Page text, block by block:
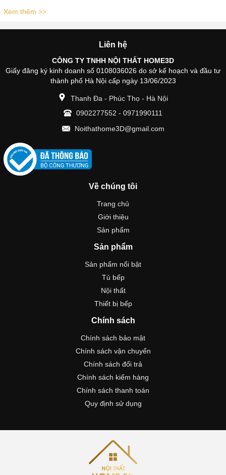
Xem thêm >>
Liên hệ
CÔNG TY TNHH NỘI THẤT HOME3D
Giấy đăng ký kinh doanh số 0108036026 do sở kế hoạch và đầu tư
thành phố Hà Nội cấp ngày 13/06/2023
Thanh Đa - Phúc Thọ - Hà Nội
0902277552 - 0971990111
Noithathome3D@gmail.com
Về chúng tôi
Trang chủ
Giới thiệu
Sản phẩm
Sản phẩm
Sản phẩm nổi bật
Tủ bếp
Nội thất
Thiết bị bếp
Chính sách
Chính sách bảo mật
Chính sách vận chuyển
Chính sách đổi trả
Chính sách kiểm hàng
Chính sách thanh toán
Quy định sử dụng